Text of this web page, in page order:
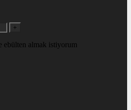
+
ebülten almak istiyorum